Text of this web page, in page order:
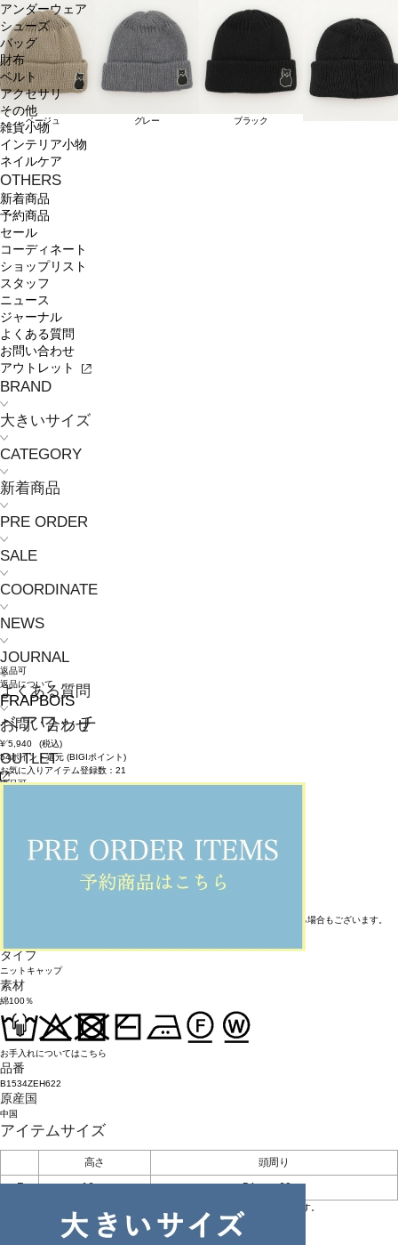
アンダーウェア
シューズ
バッグ
財布
ベルト
アクセサリ
その他
雑貨小物
インテリア小物
ネイルケア
OTHERS
新着商品
予約商品
セール
コーディネート
ショップリスト
スタッフ
ニュース
ジャーナル
よくある質問
お問い合わせ
アウトレット
BRAND
大きいサイズ
CATEGORY
新着商品
PRE ORDER
SALE
COORDINATE
NEWS
JOURNAL
よくある質問
お問い合わせ
OUTLET
ベージュ グレー ブラック
返品可
返品について
FRAPBOIS
ベアワッチ
¥ 5,940
(税込)
54ポイント還元 (BIGIポイント)
お気に入りアイテム登録数： 21
返品可
アイテム説明
左前にベアチャンのワッペンがついていて、ポイントになっています。
※在庫状況によりお取り寄せなどの事情で、商品お届けまで1週間前後かかる場合もございます。
タイプ
ニットキャップ
素材
綿100％
お手入れについてはこちら
品番
B1534ZEH622
原産国
中国
アイテムサイズ
高さ
頭周り
F
16cm 54cm～60cm
※BIGI ONLINE STOREの商品は、独自の採寸方法により採寸をしております。
※採寸方法については サイズガイドをご覧ください。